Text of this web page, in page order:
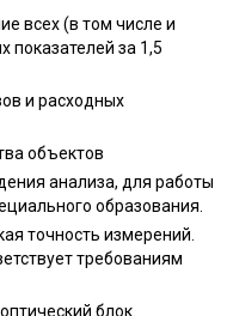
всех (в том числе и
показателей за 1,5
и расходных
объектов
анализа, для работы
образования.
точность измерений.
требованиям
блок.